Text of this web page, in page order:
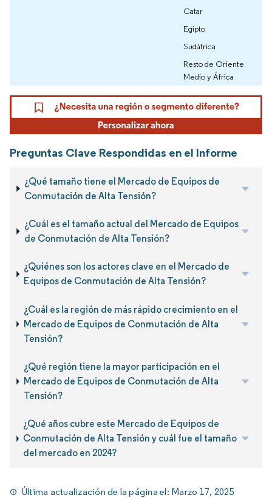
Catar
Egipto
Sudáfrica
Resto de Oriente
Medio y África
Preguntas Clave Respondidas en el Informe
¿Qué tamaño tiene el Mercado de Equipos de
Conmutación de Alta Tensión?
¿Cuál es el tamaño actual del Mercado de Equipos
de Conmutación de Alta Tensión?
¿Quiénes son los actores clave en el Mercado de
Equipos de Conmutación de Alta Tensión?
¿Cuál es la región de más rápido crecimiento en el
Mercado de Equipos de Conmutación de Alta
Tensión?
¿Qué región tiene la mayor participación en el
Mercado de Equipos de Conmutación de Alta
Tensión?
¿Qué años cubre este Mercado de Equipos de
Conmutación de Alta Tensión y cuál fue el tamaño
del mercado en 2024?
Última actualización de la página el: Marzo 17, 2025